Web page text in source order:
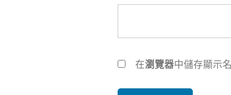
在瀏覽器中儲存顯示